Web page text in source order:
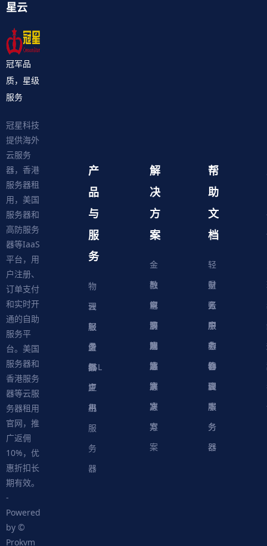
星云
冠军品
质，星级
服务
冠星科技
提供海外
云服务
器，香港
服务器租
用，美国
服务器和
高防服务
器等IaaS
平台，用
户注册、
订单支付
和实时开
通的自助
服务平
台。美国
服务器和
香港服务
器等云服
务器租用
官网，推
广返佣
10%，优
惠折扣长
期有效。
-
Powered
by ©
Prokvm
产
品
与
服
务
物
理
服
务
器
云
服
务
器
轻
量
级
应
用
服
务
器
虚
拟
主
机
SSL
证
书
解
决
方
案
金
融
解
决
方
案
教
育
解
决
方
案
电
商
解
决
方
案
游
戏
解
决
方
案
网
站
解
决
方
案
帮
助
文
档
轻
量
云
服
务
器
财
务
中
心
账
户
中
心
服
务
协
议
软
件
脚
本
物
理
服
务
器
云
服
务
器